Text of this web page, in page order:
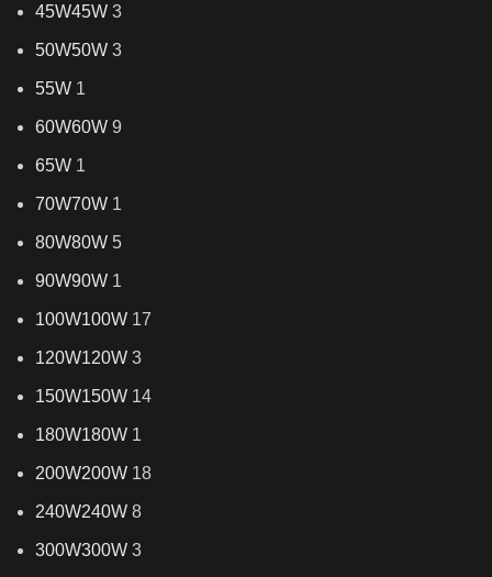
45W45W 3
50W50W 3
55W 1
60W60W 9
65W 1
70W70W 1
80W80W 5
90W90W 1
100W100W 17
120W120W 3
150W150W 14
180W180W 1
200W200W 18
240W240W 8
300W300W 3